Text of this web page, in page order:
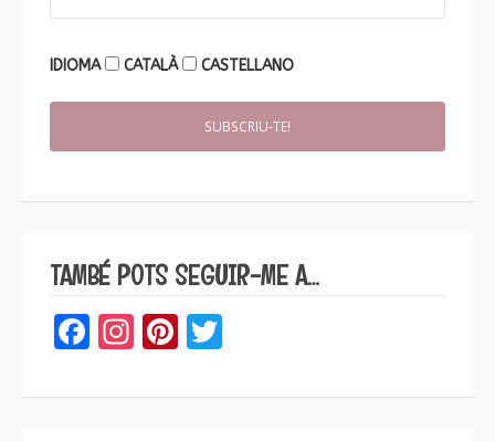
IDIOMA CATALÀ CASTELLANO
TAMBÉ POTS SEGUIR-ME A…
Facebook
Instagram
Pinterest